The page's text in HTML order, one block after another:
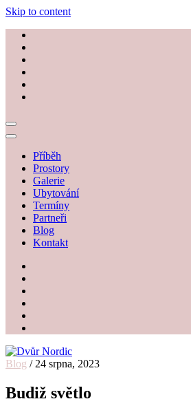
Skip to content
Příběh
Prostory
Galerie
Ubytování
Termíny
Partneři
Blog
Kontakt
Blog / 24 srpna, 2023
Budiž světlo